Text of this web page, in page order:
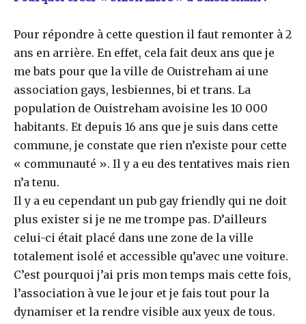
Pour répondre à cette question il faut remonter à 2
ans en arrière. En effet, cela fait deux ans que je
me bats pour que la ville de Ouistreham ai une
association gays, lesbiennes, bi et trans. La
population de Ouistreham avoisine les 10 000
habitants. Et depuis 16 ans que je suis dans cette
commune, je constate que rien n’existe pour cette
« communauté ». Il y a eu des tentatives mais rien
n’a tenu.
Il y a eu cependant un pub gay friendly qui ne doit
plus exister si je ne me trompe pas. D’ailleurs
celui-ci était placé dans une zone de la ville
totalement isolé et accessible qu’avec une voiture.
C’est pourquoi j’ai pris mon temps mais cette fois,
l’association à vue le jour et je fais tout pour la
dynamiser et la rendre visible aux yeux de tous.